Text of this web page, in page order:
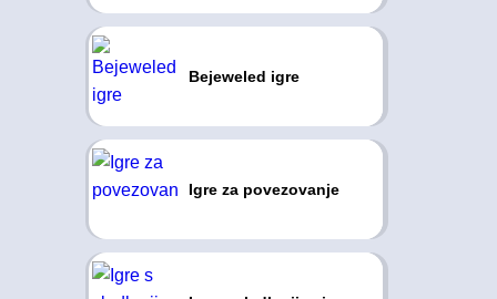
Bejeweled igre
Igre za povezovanje